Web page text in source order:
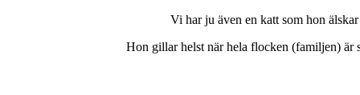
Vi har ju även en katt som hon
Hon gillar helst när hela flocken (familjen) är